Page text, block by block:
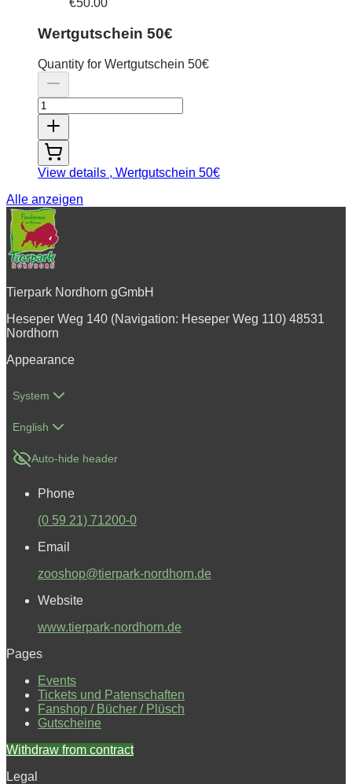
€50.00
Wertgutschein 50€
Quantity for Wertgutschein 50€
View details , Wertgutschein 50€
Alle anzeigen
Tierpark Nordhorn gGmbH
Heseper Weg 140 (Navigation: Heseper Weg 110) 48531
Nordhorn
Appearance
System
English
Auto-hide header
Phone
(0 59 21) 71200-0
Email
zooshop@tierpark-nordhorn.de
Website
www.tierpark-nordhorn.de
Pages
Events
Tickets und Patenschaften
Fanshop / Bücher / Plüsch
Gutscheine
Withdraw from contract
Legal